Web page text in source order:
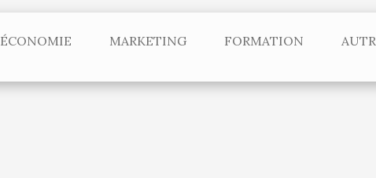
ÉCONOMIE MARKETING FORMATION